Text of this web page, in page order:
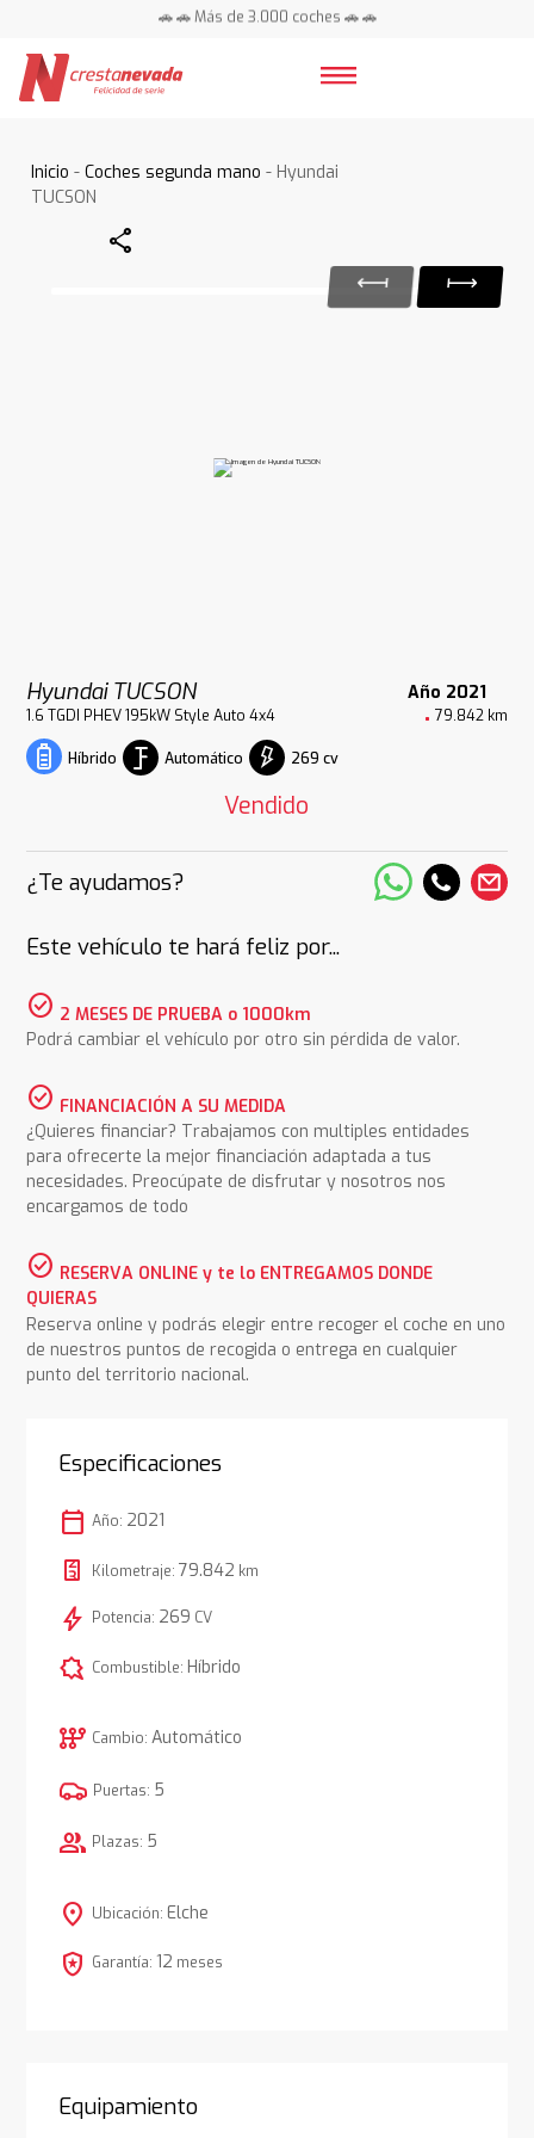
🚗 🚗 Más de 3.000 coches 🚗 🚗
Inicio -Coches segunda mano - Hyundai
TUCSON
Share
Hyundai TUCSON Año 2021
1.6 TGDI PHEV 195kW Style Auto 4x4 79.842 km
Híbrido Automático 269 cv
Vendido
¿Te ayudamos?
Este vehículo te hará feliz por...
check_circle 2 MESES DE PRUEBA o 1000km
Podrá cambiar el vehículo por otro sin pérdida de valor.
check_circle FINANCIACIÓN A SU MEDIDA
¿Quieres financiar? Trabajamos con multiples entidades
para ofrecerte la mejor financiación adaptada a tus
necesidades. Preocúpate de disfrutar y nosotros nos
encargamos de todo
check_circle RESERVA ONLINE y te lo ENTREGAMOS DONDE
QUIERAS
Reserva online y podrás elegir entre recoger el coche en uno
de nuestros puntos de recogida o entrega en cualquier
punto del territorio nacional.
Especificaciones
calendar_today Año: 2021
Kilometraje: 79.842 km
bolt Potencia: 269 CV
comic_bubble Combustible: Híbrido
auto_transmission Cambio: Automático
Puertas: 5
group Plazas: 5
location_on Ubicación: Elche
local_police Garantía: 12 meses
Equipamiento